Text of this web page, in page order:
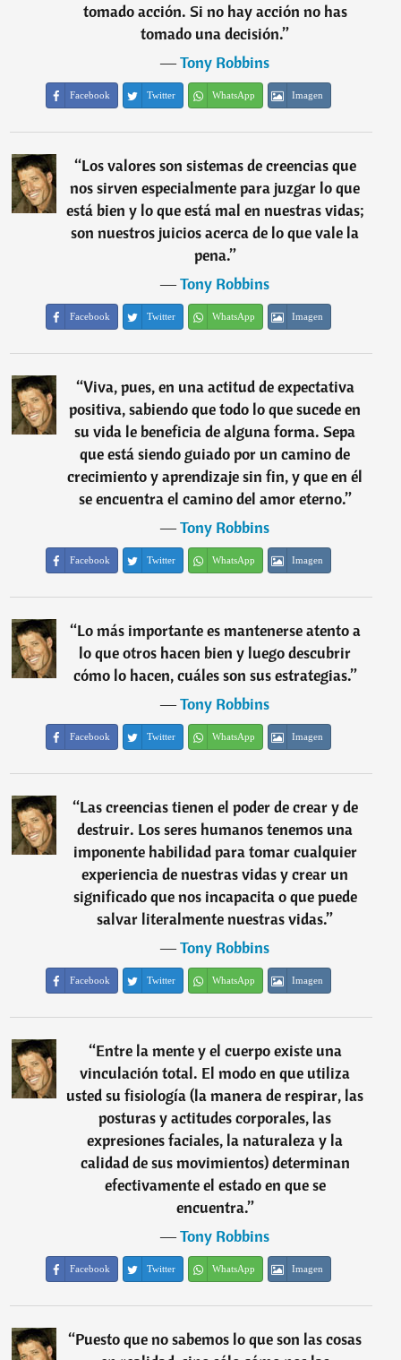
tomado acción. Si no hay acción no has
tomado una decisión.”
―Tony Robbins
Facebook Twitter WhatsApp Imagen
“Los valores son sistemas de creencias que
nos sirven especialmente para juzgar lo que
está bien y lo que está mal en nuestras vidas;
son nuestros juicios acerca de lo que vale la
pena.”
―Tony Robbins
Facebook Twitter WhatsApp Imagen
“Viva, pues, en una actitud de expectativa
positiva, sabiendo que todo lo que sucede en
su vida le beneficia de alguna forma. Sepa
que está siendo guiado por un camino de
crecimiento y aprendizaje sin fin, y que en él
se encuentra el camino del amor eterno.”
―Tony Robbins
Facebook Twitter WhatsApp Imagen
“Lo más importante es mantenerse atento a
lo que otros hacen bien y luego descubrir
cómo lo hacen, cuáles son sus estrategias.”
―Tony Robbins
Facebook Twitter WhatsApp Imagen
“Las creencias tienen el poder de crear y de
destruir. Los seres humanos tenemos una
imponente habilidad para tomar cualquier
experiencia de nuestras vidas y crear un
significado que nos incapacita o que puede
salvar literalmente nuestras vidas.”
―Tony Robbins
Facebook Twitter WhatsApp Imagen
“Entre la mente y el cuerpo existe una
vinculación total. El modo en que utiliza
usted su fisiología (la manera de respirar, las
posturas y actitudes corporales, las
expresiones faciales, la naturaleza y la
calidad de sus movimientos) determinan
efectivamente el estado en que se
encuentra.”
―Tony Robbins
Facebook Twitter WhatsApp Imagen
“Puesto que no sabemos lo que son las cosas